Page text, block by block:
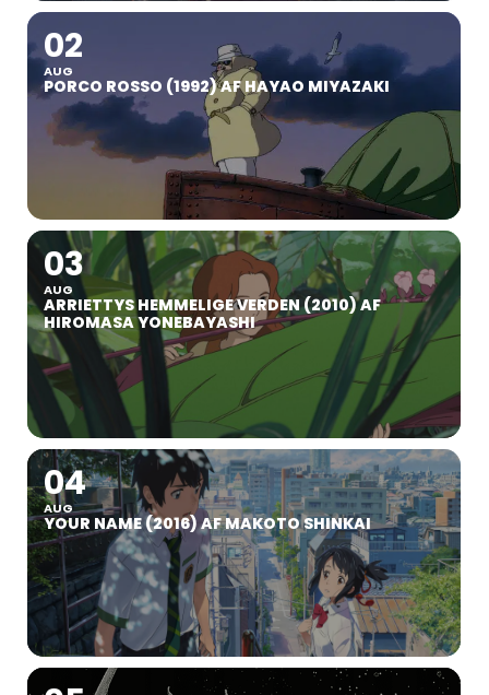
02
AUG
PORCO ROSSO (1992) AF HAYAO MIYAZAKI
03
AUG
ARRIETTYS HEMMELIGE VERDEN (2010) AF
HIROMASA YONEBAYASHI
04
AUG
YOUR NAME (2016) AF MAKOTO SHINKAI